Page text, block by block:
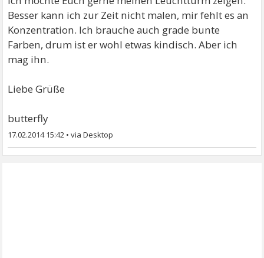
Besser kann ich zur Zeit nicht malen, mir fehlt es an
Konzentration. Ich brauche auch grade bunte
Farben, drum ist er wohl etwas kindisch. Aber ich
mag ihn.
Liebe Grüße
butterfly
17.02.2014 15:42 •